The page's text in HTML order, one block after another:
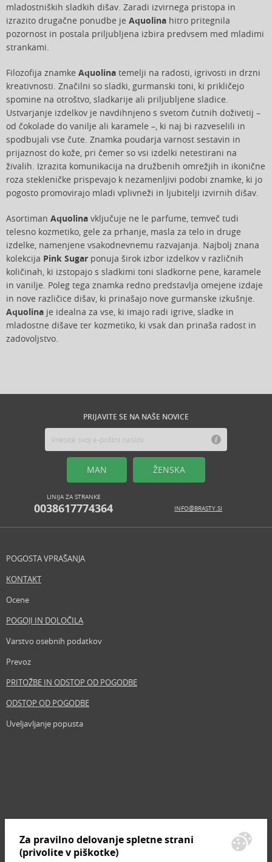
mladostniških sladkih dišav. Zaradi izvirnega pristopa in
izrazito drugačne ponudbe je Aquolina hitro pritegnila
pozornost in postala priljubljena izbira predvsem med mladimi
strankami.
Filozofija znamke Aquolina temelji na radosti, igrivosti in drzni
kreativnosti. Značilni so sladki, gurmanski toni, ki prikličejo
spomine na otroštvo, sladkarije ali priljubljene sladice.
Ustvarjanje izdelkov je navdihnjeno s svetom čutnih doživetij –
od čokolade do vanilje ali karamele –, ki naj bi razveselili in
spodbujali vse čute. Znamka poudarja varnost sestavin in
prijaznost do kože, pri čemer so vsi izdelki netestirani na
živalih. Izrazita komunikacija na družbenih omrežjih in ikonične
roza stekleničke prispevajo k nezamenljivi podobi znamke, ki jo
pogosto promovirajo mladi vplivneži in ljubitelji izvirnih dišav.
Asortiman Aquolina vključuje ne le parfume, temveč tudi
telesno kozmetiko, gele za prhanje, masla za telo in druge
izdelke, namenjene vsakodnevnemu razvajanja. Najbolj znana
kolekcija Pink Sugar ponuja širok izbor izdelkov v različnih
količinah, ki izstopajo s sladkimi toni sladkorne pene, karamele
in vanilje. Poleg tega znamka redno predstavlja omejene izdaje
in nove različice dišav, ki prinašajo nove gurmanske izkušnje.
Aquolina je idealna za vse, ki imajo radi igrive, sladke in
mladostne dišave ter kozmetiko, ki vsak dan prinaša radost in
zadovoljstvo.
PRIJAVITE SE NA NAŠE NOVICE
MAN ŽENSKA
LINIJA ZA STRANKE
0038617774364 INFO@BRASTY.SI
POGOSTA VPRAŠANJA
KONTAKT
Ocene
POGOJI IN DOLOČILA
Varstvo osebnih podatkov
Prevoz
PRITOŽBE IN ODSTOP OD POGODBE
ODSTOP OD POGODBE
Uveljavljanje popusta
Znamke, ki se prodajajo
Za pravilno delovanje spletne strani
(privolite v piškotke)